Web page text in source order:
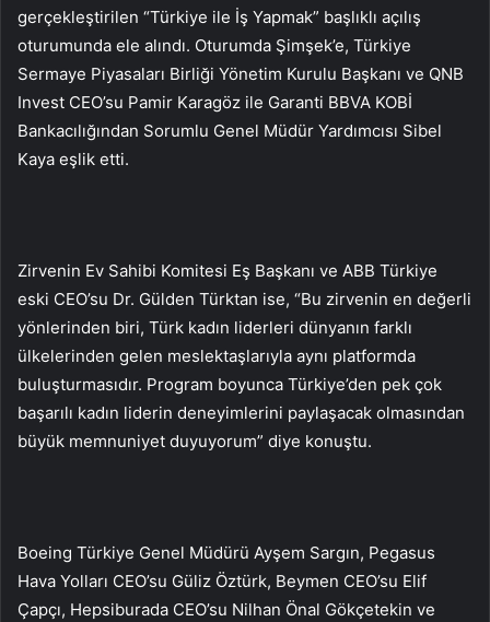
gerçekleştirilen “Türkiye ile İş Yapmak” başlıklı açılış
oturumunda ele alındı. Oturumda Şimşek’e, Türkiye
Sermaye Piyasaları Birliği Yönetim Kurulu Başkanı ve QNB
Invest CEO’su Pamir Karagöz ile Garanti BBVA KOBİ
Bankacılığından Sorumlu Genel Müdür Yardımcısı Sibel
Kaya eşlik etti.
Zirvenin Ev Sahibi Komitesi Eş Başkanı ve ABB Türkiye
eski CEO’su Dr. Gülden Türktan ise, “Bu zirvenin en değerli
yönlerinden biri, Türk kadın liderleri dünyanın farklı
ülkelerinden gelen meslektaşlarıyla aynı platformda
buluşturmasıdır. Program boyunca Türkiye’den pek çok
başarılı kadın liderin deneyimlerini paylaşacak olmasından
büyük memnuniyet duyuyorum” diye konuştu.
Boeing Türkiye Genel Müdürü Ayşem Sargın, Pegasus
Hava Yolları CEO’su Güliz Öztürk, Beymen CEO’su Elif
Çapçı, Hepsiburada CEO’su Nilhan Önal Gökçetekin ve